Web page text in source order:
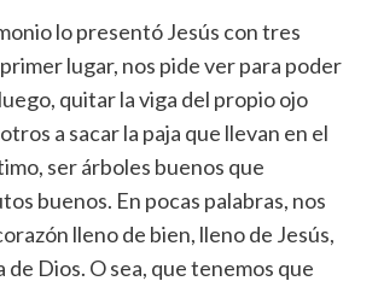
lo presentó Jesús con tres
lugar, nos pide ver para poder
quitar la viga del propio ojo
a sacar la paja que llevan en el
ser árboles buenos que
buenos. En pocas palabras, nos
lleno de bien, lleno de Jesús,
de Dios. O sea, que tenemos que